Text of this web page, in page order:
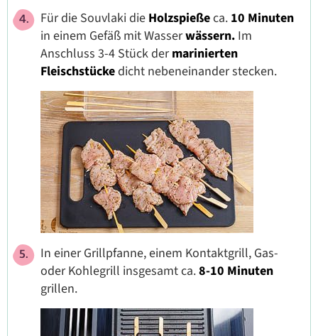
Für die Souvlaki die Holzspießeca. 10 Minuten
in einem Gefäß mit Wasserwässern. Im
Anschluss 3-4 Stück dermarinierten
Fleischstückedicht nebeneinander stecken.
In einer Grillpfanne, einem Kontaktgrill, Gas-
oder Kohlegrill insgesamt ca.8-10 Minuten
grillen.